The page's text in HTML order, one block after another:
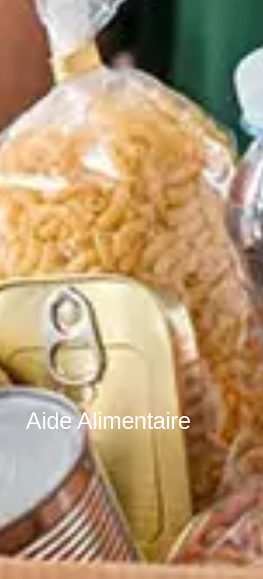
Aide Alimentaire